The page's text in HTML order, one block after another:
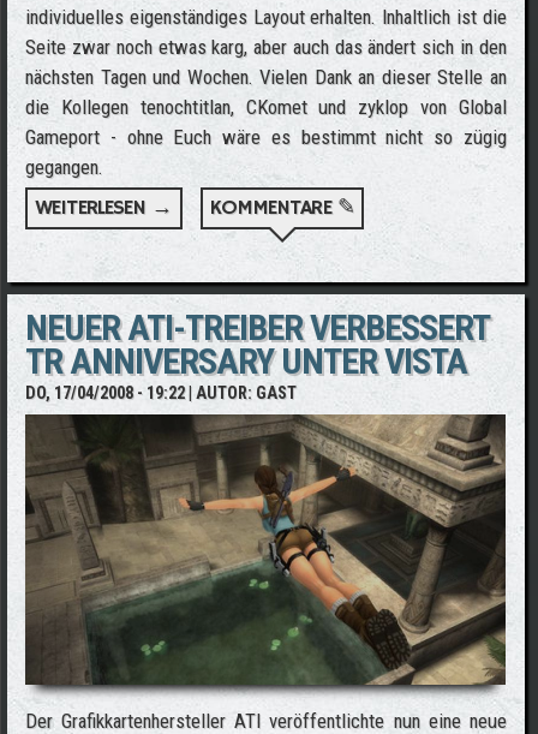
individuelles eigenständiges Layout erhalten. Inhaltlich ist die
Seite zwar noch etwas karg, aber auch das ändert sich in den
nächsten Tagen und Wochen. Vielen Dank an dieser Stelle an
die Kollegen tenochtitlan, CKomet und zyklop von Global
Gameport - ohne Euch wäre es bestimmt nicht so zügig
gegangen.
WEITERLESEN →
ÜBER TOMBRAIDER-GAME.DE ERWACHT
MIT NEUEM LAYOUT
KOMMENTARE ✎
NEUER ATI-TREIBER VERBESSERT
TR ANNIVERSARY UNTER VISTA
DO, 17/04/2008 - 19:22| AUTOR: GAST
Der Grafikkartenhersteller ATI veröffentlichte nun eine neue